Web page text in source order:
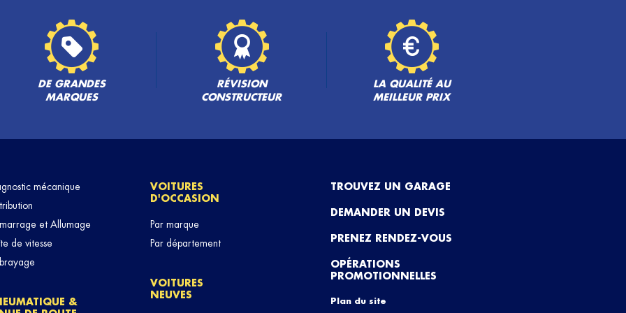
DE GRANDES
MARQUES
RÉVISION
CONSTRUCTEUR
LA QUALITÉ AU
MEILLEUR PRIX
mécanique
et Allumage
de vitesse
&
VOITURES
D'OCCASION
Par marque
Par département
VOITURES
NEUVES
TROUVEZ UN GARAGE
DEMANDER UN DEVIS
PRENEZ RENDEZ-VOUS
OPÉRATIONS
PROMOTIONNELLES
Plan du site